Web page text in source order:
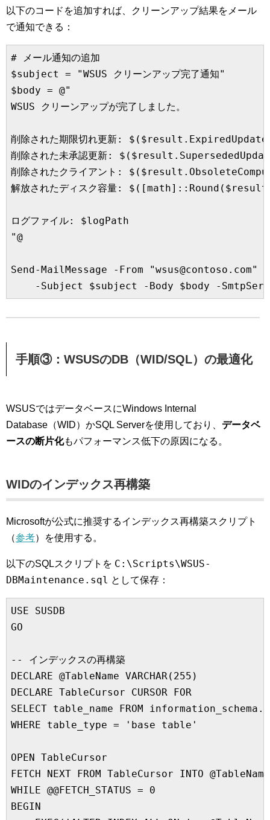
以下のコードを追加すれば、クリーンアップ結果をメール
で通知できる：
# メール通知の追加
$subject = "WSUS クリーンアップ完了通知"
$body = @"
WSUS クリーンアップが完了しました。
削除された期限切れ更新:
削除された未承認更新:
削除されたクライアント:
解放されたディスク容量:
ログファイル: $logPath
"@
Send-MailMessage -From "wsus@contoso.com"
手順③：WSUSのDB（WID/SQL）の最適化
WSUSではデータベースにWindows Internal
Database（WID）かSQL Serverを使用しており、 データベ
ースの断片化もパフォーマンス低下の原因になる。
WIDのインデックス再構築
Microsoftが公式に推奨するインデックス再構築スクリプト
（参考）を使用する。
以下のSQLスクリプトを C:\Scripts\WSUS-
DBMaintenance.sql として保存：
USE SUSDB
GO
-- インデックスの再構築
DECLARE @TableName VARCHAR(255)
DECLARE TableCursor CURSOR FOR
SELECT table_name FROM
WHERE table_type = 'base table'
OPEN TableCursor
FETCH NEXT FROM TableCursor INTO @TableName
WHILE @@FETCH_STATUS = 0
BEGIN